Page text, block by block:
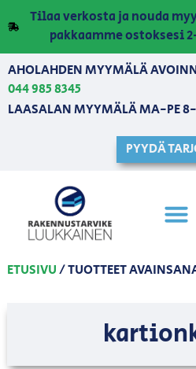
Tilaa verkosta ja nouda
pakkaamme ostoksesi
AHOLAHDEN MYYMÄLÄ
044 985 8345
LAASALAN MYYMÄLÄ MA-PE
PYYDÄ
ETUSIVU/ TUOTTEET